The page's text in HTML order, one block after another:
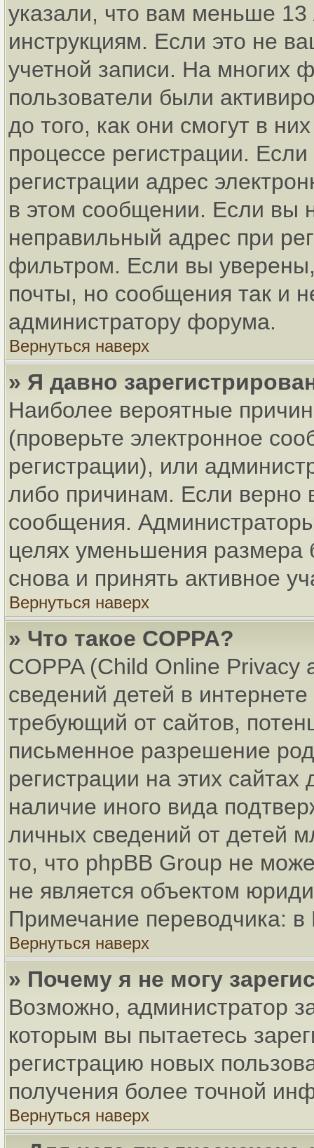
указали, что вам меньше
инструкциям. Если это не
учетной записи. На многих
пользователи были
до того, как они смогут в
процессе регистрации.
регистрации адрес
в этом сообщении. Если вы
неправильный адрес при
фильтром. Если вы
почты, но сообщения так и
администратору форума.
Вернуться наверх
» Я давно
Наиболее вероятные
(проверьте электронное
регистрации), или
либо причинам. Если верно
сообщения.
целях уменьшения размера
снова и принять активное
Вернуться наверх
» Что такое COPPA?
COPPA (Child Online
сведений детей в
требующий от сайтов,
письменное разрешение
регистрации на этих
наличие иного вида
личных сведений от детей
то, что phpBB Group не
не является объектом
Примечание переводчика:
Вернуться наверх
» Почему я не могу
Возможно, администратор
которым вы пытаетесь
регистрацию новых
получения более точной
Вернуться наверх